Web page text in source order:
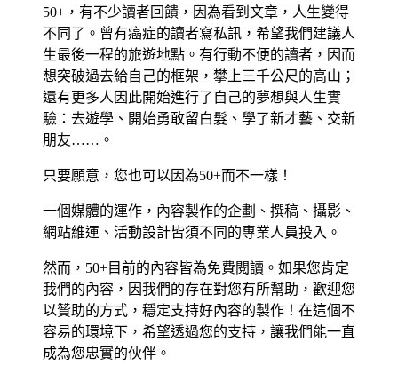
50+，有不少讀者回饋，因為看到文章，人生變得
不同了。曾有癌症的讀者寫私訊，希望我們建議人
生最後一程的旅遊地點。有行動不便的讀者，因而
想突破過去給自己的框架，攀上三千公尺的高山；
還有更多人因此開始進行了自己的夢想與人生實
驗：去遊學、開始勇敢留白髮、學了新才藝、交新
朋友……。
只要願意，您也可以因為50+而不一樣！
一個媒體的運作，內容製作的企劃、撰稿、攝影、
網站維運、活動設計皆須不同的專業人員投入。
然而，50+目前的內容皆為免費閱讀。如果您肯定
我們的內容，因我們的存在對您有所幫助，歡迎您
以贊助的方式，穩定支持好內容的製作！在這個不
容易的環境下，希望透過您的支持，讓我們能一直
成為您忠實的伙伴。